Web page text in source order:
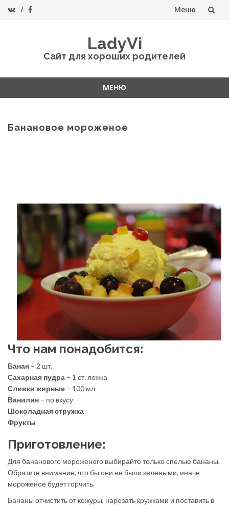
Меню
LadyVi
Сайт для хороших родителей
МЕНЮ
содержанию
Банановое мороженое
Что нам понадобится:
Банан – 2 шт.
Сахарная пудра – 1 ст. ложка
Сливки жирные – 100 мл
Ванилин – по вкусу
Шоколадная стружка
Фрукты
Приготовление:
Для бананового мороженого выбирайте только спелые бананы.
Обратите внимание, что бы они не были зелеными, иначе
мороженое будет горчить.
Бананы отчистить от кожуры, нарезать кружками и поставить в